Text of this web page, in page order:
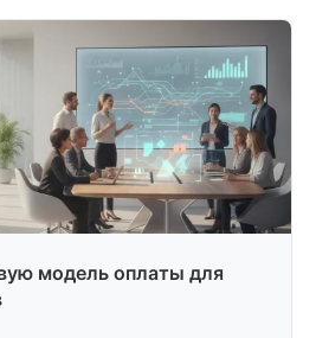
модель оплаты для